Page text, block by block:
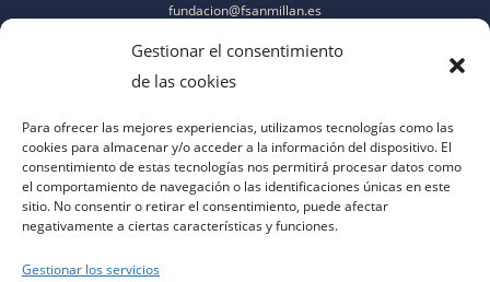
Gestionar el consentimiento
de las cookies
Para ofrecer las mejores experiencias, utilizamos tecnologías como las
cookies para almacenar y/o acceder a la información del dispositivo. El
consentimiento de estas tecnologías nos permitirá procesar datos como
el comportamiento de navegación o las identificaciones únicas en este
sitio. No consentir o retirar el consentimiento, puede afectar
negativamente a ciertas características y funciones.
Gestionar los servicios
fundacion@fsanmillan.es